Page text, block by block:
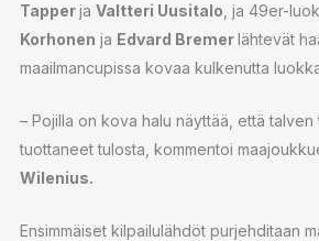
Tapperja Valtteri Uusitalo , ja 49er-
Korhonen ja Edvard Bremerlähtevät
maailmancupissa kovaa kulkenutta
– Pojilla on kova halu näyttää, että
tuottaneet tulosta, kommentoi
Wilenius.
Ensimmäiset kilpailulähdöt purjehditaan